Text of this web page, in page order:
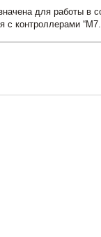
для работы в
с контроллерами